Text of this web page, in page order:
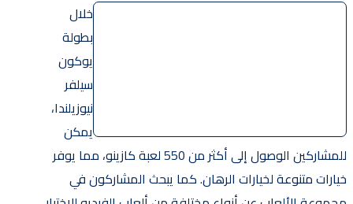
خلال
بطولة
يوكون
سيلفر
نيوزيلندا،
يمكن
للمشاركين الوصول إلى أكثر من 550 لعبة كازينو، مما يوفر
خيارات متنوعة لخيارات الرهان. كما يبحث المشاركون في